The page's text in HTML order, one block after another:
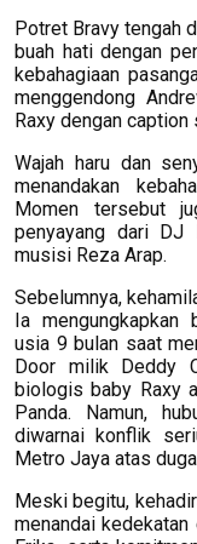
Potret Bravy tengah
buah hati dengan
kebahagiaan
menggendong
Raxy dengan caption
Wajah haru dan
menandakan
Momen tersebut
penyayang dari DJ
musisi Reza Arap.
Sebelumnya,
Ia mengungkapkan
usia 9 bulan saat
Door milik Deddy
biologis baby Raxy
Panda. Namun,
diwarnai konflik
Metro Jaya atas
Meski begitu,
menandai